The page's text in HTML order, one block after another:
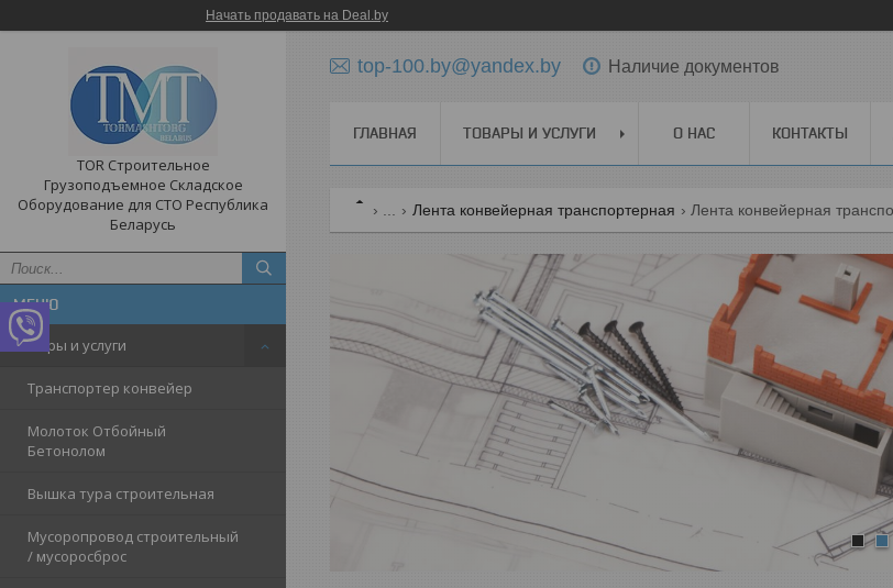
Начать продавать на Deal.by
TOR Строительное
Грузоподъемное Складское
Оборудование для СТО Республика
Беларусь
Товары и услуги
Транспортер конвейер
Молоток Отбойный
Бетонолом
Вышка тура строительная
Мусоропровод строительный
/ мусоросброс
top-100.by@yandex.by Наличие документов
ГЛАВНАЯ ТОВАРЫ И УСЛУГИ О НАС КОНТАКТЫ
Лента конвейерная транспортерная